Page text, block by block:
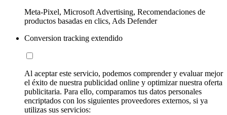
Meta-Pixel, Microsoft Advertising, Recomendaciones de
productos basadas en clics, Ads Defender
Conversion tracking extendido
Al aceptar este servicio, podemos comprender y evaluar mejor
el éxito de nuestra publicidad online y optimizar nuestra oferta
publicitaria. Para ello, comparamos tus datos personales
encriptados con los siguientes proveedores externos, si ya
utilizas sus servicios: